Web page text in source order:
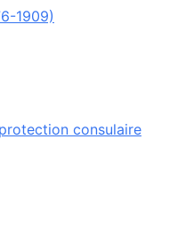
1909)
consulaire